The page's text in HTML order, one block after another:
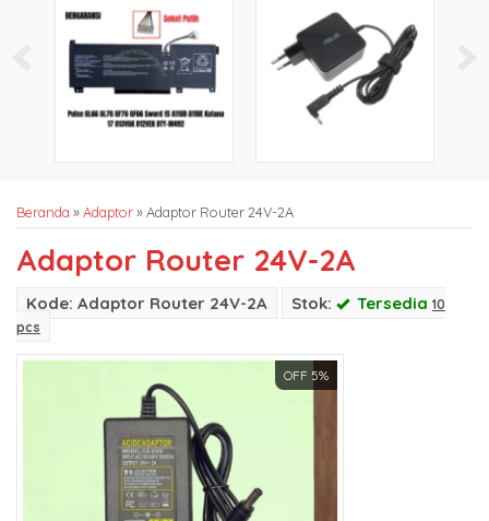
Beranda »Adaptor»Adaptor Router 24V-2A
Adaptor Router 24V-2A
Kode: Adaptor Router 24V-2A Stok: Tersedia 10
pcs
OFF 5%